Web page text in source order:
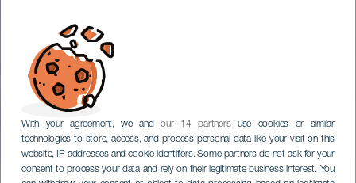
With your agreement, we andour 14 partnersuse cookies or similar
technologies to store, access, and process personal data like your visit on this
website, IP addresses and cookie identifiers. Some partners do not ask for your
consent to process your data and rely on their legitimate business interest. You